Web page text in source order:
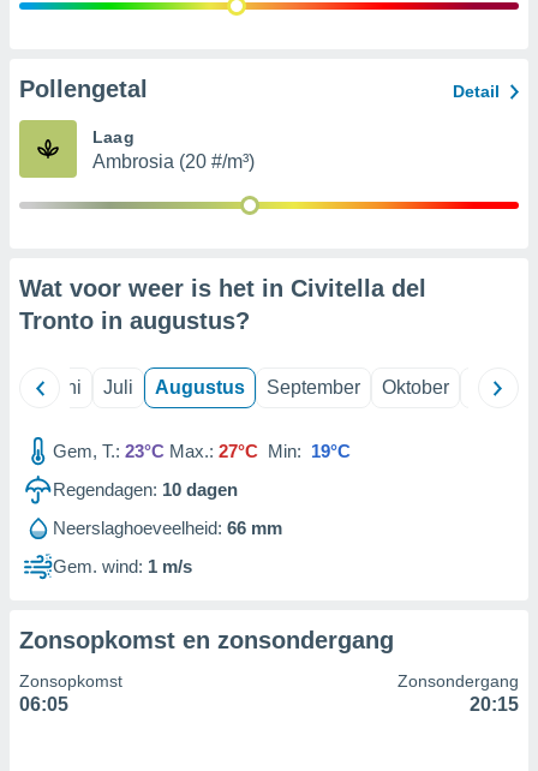
Pollengetal Detail
Laag
Ambrosia (20 #/m³)
Wat voor weer is het in Civitella del
Tronto in augustus?
Juni Juli Augustus September Oktober
Gem, T.: 23°C Max.: 27°C Min: 19°C
Regendagen: 10 dagen
Neerslaghoeveelheid: 66 mm
Gem. wind: 1 m/s
Zonsopkomst en zonsondergang
Zonsopkomst
06:05
Zonsondergang
20:15